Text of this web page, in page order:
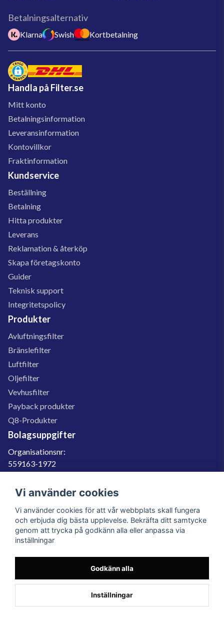
Betalningsalternativ
Klarna Swish Kortbetalning
Handla på Filter.se
Mitt konto
Betalningsinformation
Leveransinformation
Kontovillkor
Fraktinformation
Kundservice
Beställning
Betalning
Hitta produkter
Leverans
Reklamation & återköp
Skapa företagskonto
Guider
Teknisk support
Integritetspolicy
Produkter
Avluftningsfilter
Bränslefilter
Luftfilter
Oljefilter
Vevhusfilter
Payback produkter
Q8-Produkter
Bolagsuppgifter
Organisationsnr:
559163-1972
SE559163197201
060-566 800
info@filter.se
559163-1972
© 2023 Filter.se, All rights reserved.
Vi använder cookies
Vi använder cookies för att vår webbplats skall fungera
och erbjuda dig bästa upplevelse. Bekräfta ditt samtycke
genom att trycka på godkänn alla eller anpassa via
inställningar
Godkänn alla
Inställningar